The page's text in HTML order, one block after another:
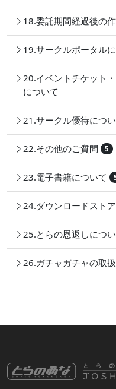
18.委託期間経過後の
19.サークルポータル
20.イベントチケット
について
21.サークル優待につ
22.その他のご質問 5
23.電子書籍について
24.ダウンロードスト
25.とらの恩返しにつ
26.ガチャガチャの取